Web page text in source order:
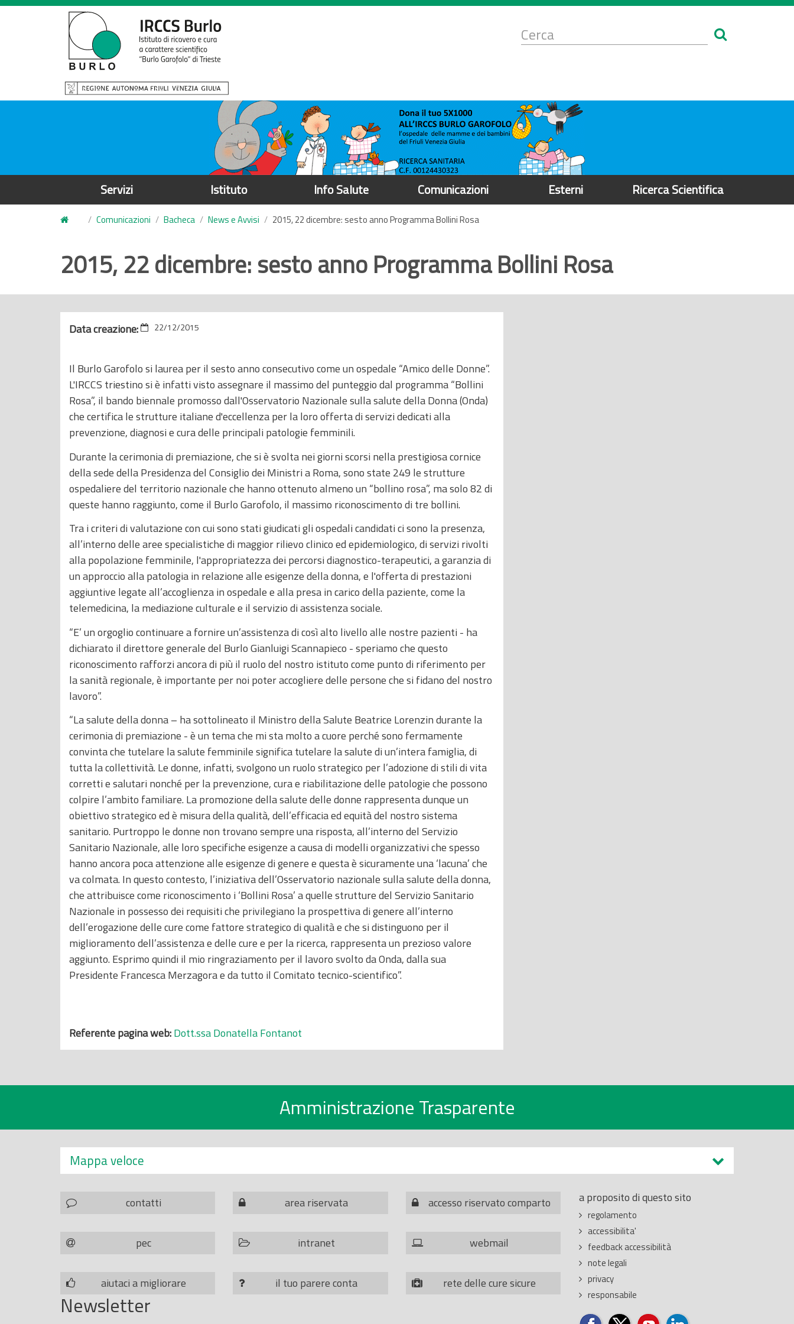
S
l
i
Form
di
Servizi Istituto Info Salute Comunicazioni Esterni Ricerca Scientifica
Comunicazioni Bacheca News e Avvisi 2015, 22 dicembre: sesto anno Programma Bollini Rosa
2015, 22 dicembre: sesto anno Programma Bollini Rosa
Data creazione: 22/12/2015
Il Burlo Garofolo si laurea per il sesto anno consecutivo come un ospedale “Amico delle Donne”.
L'IRCCS triestino si è infatti visto assegnare il massimo del punteggio dal programma “Bollini
Rosa”, il bando biennale promosso dall'Osservatorio Nazionale sulla salute della Donna (Onda)
che certifica le strutture italiane d'eccellenza per la loro offerta di servizi dedicati alla
prevenzione, diagnosi e cura delle principali patologie femminili.
Durante la cerimonia di premiazione, che si è svolta nei giorni scorsi nella prestigiosa cornice
della sede della Presidenza del Consiglio dei Ministri a Roma, sono state 249 le strutture
ospedaliere del territorio nazionale che hanno ottenuto almeno un “bollino rosa”, ma solo 82 di
queste hanno raggiunto, come il Burlo Garofolo, il massimo riconoscimento di tre bollini.
Tra i criteri di valutazione con cui sono stati giudicati gli ospedali candidati ci sono la presenza,
all’interno delle aree specialistiche di maggior rilievo clinico ed epidemiologico, di servizi rivolti
alla popolazione femminile, l'appropriatezza dei percorsi diagnostico-terapeutici, a garanzia di
un approccio alla patologia in relazione alle esigenze della donna, e l'offerta di prestazioni
aggiuntive legate all’accoglienza in ospedale e alla presa in carico della paziente, come la
telemedicina, la mediazione culturale e il servizio di assistenza sociale.
“E’ un orgoglio continuare a fornire un’assistenza di così alto livello alle nostre pazienti - ha
dichiarato il direttore generale del Burlo Gianluigi Scannapieco - speriamo che questo
riconoscimento rafforzi ancora di più il ruolo del nostro istituto come punto di riferimento per
la sanità regionale, è importante per noi poter accogliere delle persone che si fidano del nostro
lavoro”.
“La salute della donna – ha sottolineato il Ministro della Salute Beatrice Lorenzin durante la
cerimonia di premiazione - è un tema che mi sta molto a cuore perché sono fermamente
convinta che tutelare la salute femminile significa tutelare la salute di un’intera famiglia, di
tutta la collettività. Le donne, infatti, svolgono un ruolo strategico per l’adozione di stili di vita
corretti e salutari nonché per la prevenzione, cura e riabilitazione delle patologie che possono
colpire l’ambito familiare. La promozione della salute delle donne rappresenta dunque un
obiettivo strategico ed è misura della qualità, dell’efficacia ed equità del nostro sistema
sanitario. Purtroppo le donne non trovano sempre una risposta, all’interno del Servizio
Sanitario Nazionale, alle loro specifiche esigenze a causa di modelli organizzativi che spesso
hanno ancora poca attenzione alle esigenze di genere e questa è sicuramente una ‘lacuna’ che
va colmata. In questo contesto, l’iniziativa dell’Osservatorio nazionale sulla salute della donna,
che attribuisce come riconoscimento i ‘Bollini Rosa’ a quelle strutture del Servizio Sanitario
Nazionale in possesso dei requisiti che privilegiano la prospettiva di genere all’interno
dell’erogazione delle cure come fattore strategico di qualità e che si distinguono per il
miglioramento dell’assistenza e delle cure e per la ricerca, rappresenta un prezioso valore
aggiunto. Esprimo quindi il mio ringraziamento per il lavoro svolto da Onda, dalla sua
Presidente Francesca Merzagora e da tutto il Comitato tecnico-scientifico”.
Referente pagina web:Dott.ssa Donatella Fontanot
Amministrazione Trasparente
Mappa veloce
contatti area riservata accesso riservato comparto
pec intranet webmail
aiutaci a migliorare il tuo parere conta rete delle cure sicure
a proposito di questo sito
regolamento
accessibilita'
feedback accessibilità
note legali
privacy
responsabile
Newsletter